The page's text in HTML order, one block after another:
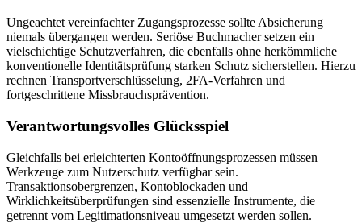
Ungeachtet vereinfachter Zugangsprozesse sollte Absicherung
niemals übergangen werden. Seriöse Buchmacher setzen ein
vielschichtige Schutzverfahren, die ebenfalls ohne herkömmliche
konventionelle Identitätsprüfung starken Schutz sicherstellen. Hierzu
rechnen Transportverschlüsselung, 2FA-Verfahren und
fortgeschrittene Missbrauchsprävention.
Verantwortungsvolles Glücksspiel
Gleichfalls bei erleichterten Kontoöffnungsprozessen müssen
Werkzeuge zum Nutzerschutz verfügbar sein.
Transaktionsobergrenzen, Kontoblockaden und
Wirklichkeitsüberprüfungen sind essenzielle Instrumente, die
getrennt vom Legitimationsniveau umgesetzt werden sollen.